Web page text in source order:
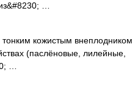
…
кожистым внеплодником
(паслёновые, лилейные,
…